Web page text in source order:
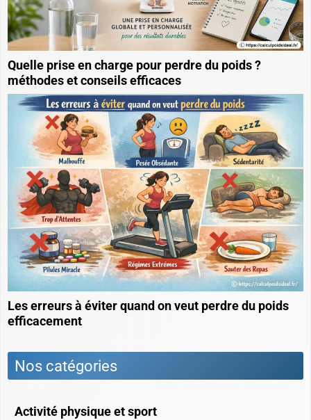
Quelle prise en charge pour perdre du poids ?
méthodes et conseils efficaces
Les erreurs à éviter quand on veut perdre du poids
efficacement
Nos catégories
Activité physique et sport